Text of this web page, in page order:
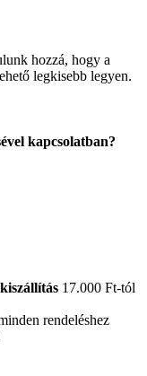
hozzá, hogy a
legkisebb legyen.
kapcsolatban?
17.000 Ft-tól
rendeléshez